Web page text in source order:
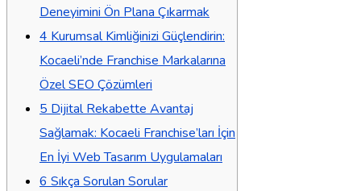
Deneyimini Ön Plana Çıkarmak
4 Kurumsal Kimliğinizi Güçlendirin:
Kocaeli’nde Franchise Markalarına
Özel SEO Çözümleri
5 Dijital Rekabette Avantaj
Sağlamak: Kocaeli Franchise’ları İçin
En İyi Web Tasarım Uygulamaları
6 Sıkça Sorulan Sorular